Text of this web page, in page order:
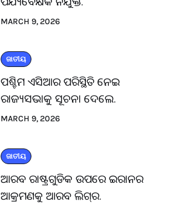
MARCH 9, 2026
ଜାତୀୟ
ପଶ୍ଚିମ ଏସିଆର ପରିସ୍ଥିତି ନେଇ
ରାଜ୍ୟସଭାକୁ ସୂଚନା ଦେଲେ.
MARCH 9, 2026
ଜାତୀୟ
ଆରବ ରାଷ୍ଟ୍ରଗୁଡିକ ଉପରେ ଇରାନର
ଆକ୍ରମଣକୁ ଆରବ ଲିଗ୍‌ର.